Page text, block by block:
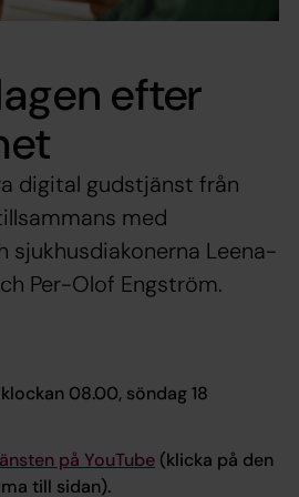
efter
digital gudstjänst från
med
sjukhusdiakonerna Leena-
Per-Olof Engström.
08.00, söndag 18
på YouTube (klicka på den
till sidan).